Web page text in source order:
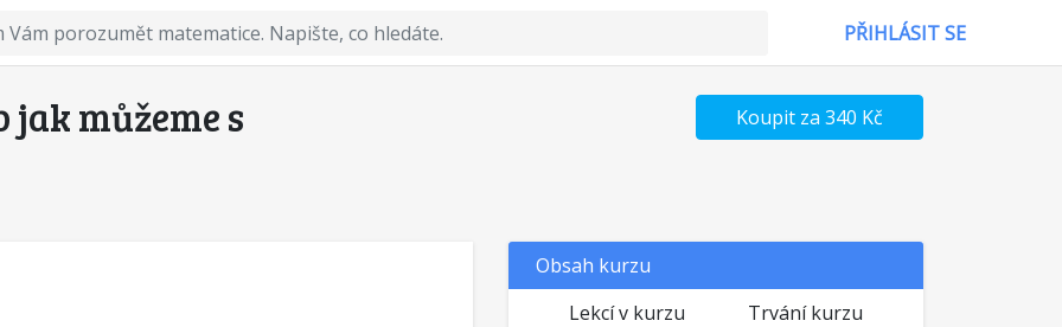
PŘIHLÁSIT SE
můžeme s Koupit za 340 Kč
Obsah kurzu
Lekcí v kurzu
Trvání kurzu